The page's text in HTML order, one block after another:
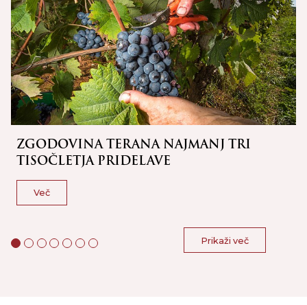
ZGODOVINA TERANA NAJMANJ TRI
TISOČLETJA PRIDELAVE
Več
Prikaži več